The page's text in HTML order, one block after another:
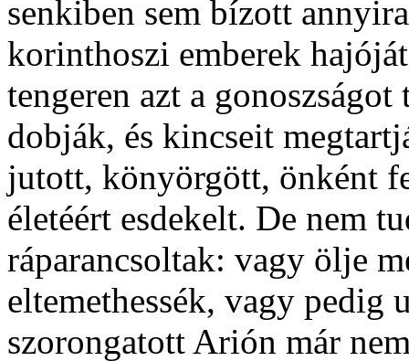
senkiben sem bízott
korinthoszi emberek
tengeren azt a
dobják, és kincseit
jutott, könyörgött, önként
életéért esdekelt. De nem
ráparancsoltak: vagy ölje
eltemet­hessék, vagy pedig
szorongatott Arión már